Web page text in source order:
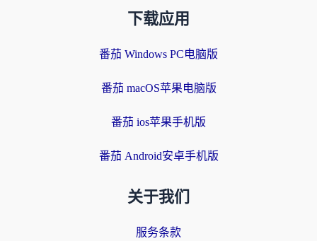
下载应用
番茄 Windows PC电脑版
番茄 macOS苹果电脑版
番茄 ios苹果手机版
番茄 Android安卓手机版
关于我们
服务条款